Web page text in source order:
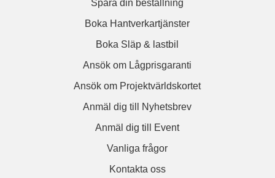
Spåra din beställning
Boka Hantverkartjänster
Boka Släp & lastbil
Ansök om Lågprisgaranti
Ansök om Projektvärldskortet
Anmäl dig till Nyhetsbrev
Anmäl dig till Event
Vanliga frågor
Kontakta oss